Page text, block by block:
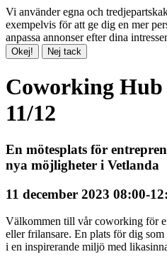
Vi använder egna och
exempelvis för att ge dig en mer
anpassa annonser efter dina
Okej! Nej tack
Coworking Hub
11/12
En mötesplats för
nya möjligheter i Vetlanda
11 december 2023 08:00-
Välkommen till vår coworking för
eller frilansare. En plats för dig
i en inspirerande miljö med